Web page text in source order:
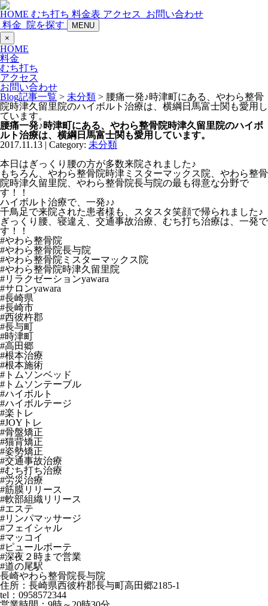
HOME むち打ち 料金表 アクセス
お問い合わせ
料金
院を探す
MENU
×
HOME
料金
むち打ち
アクセス
お問い合わせ
Blog記事一覧 > 未分類 > 腰痛一発♪時津町にある、やわら整骨
院時津久留里院のハイボルト治療は、横綱日馬富士関も愛用し
ています。
腰痛一発♪時津町にある、やわら整骨院時津久留里院のハイボ
ルト治療は、横綱日馬富士関も愛用しています。
2017.11.13 | Category: 未分類
本日はぎっくり腰の方が多数来院されました♪
もちろん、やわら整骨院時津ミスターマックス院、やわら整骨
院時津久留里院、やわら整骨院長与院の最も得意な分野で
す！！
ハイボルト治療で、一発♪♪
千鳥足で来院された患者様も、スタスタ笑顔で帰られました♪
ぎっくり腰、寝違え、交通事故治療、むち打ち治療は、一発で
す！！
#やわら整骨院
#やわら整骨院長与院
#やわら整骨院ミスターマックス院
#やわら整骨院時津久留里院
#リラクゼーションyawara
#サロンyawara
#長崎県
#長崎市
#西彼杵郡
#長与町
#時津町
#高田郷
#根本治療
#根本施術
#トムソンベッド
#トムソンテーブル
#ハイボルト
#ハイボルテージ
#楽トレ
#JOYトレ
#骨盤矯正
#猫背矯正
#姿勢矯正
#交通事故治療
#むち打ち治療
#労災治療
#筋膜リリース
#軟部組織リリース
#エステ
#リンパマッサージ
#フェイシャル
#マッコイ
#ピュールポーテ
#深夜２時まで営業
#道の尾駅
長崎やわら整骨院長与院
住所：長崎県西彼杵郡長与町高田郷2185-1
tel：0958572344